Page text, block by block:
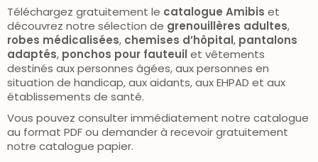
Téléchargez gratuitement le catalogue Amibis et
découvrez notre sélection de grenouillères adultes,
robes médicalisées, chemises d’hôpital, pantalons
adaptés, ponchos pour fauteuil et vêtements
destinés aux personnes âgées, aux personnes en
situation de handicap, aux aidants, aux EHPAD et aux
établissements de santé.
Vous pouvez consulter immédiatement notre catalogue
au format PDF ou demander à recevoir gratuitement
notre catalogue papier.